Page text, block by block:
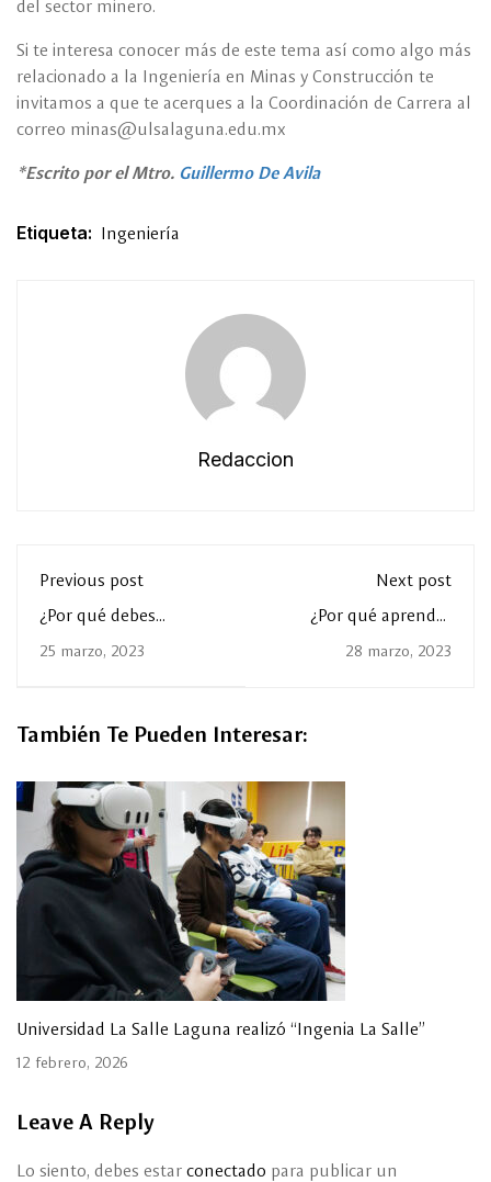
del sector minero.
Si te interesa conocer más de este tema así como algo más
relacionado a la Ingeniería en Minas y Construcción te
invitamos a que te acerques a la Coordinación de Carrera al
correo minas@ulsalaguna.edu.mx
*Escrito por el Mtro. Guillermo De Avila
Etiqueta: Ingeniería
Redaccion
Previous post
¿Por qué debes
25 marzo, 2023
Next post
¿Por qué aprender
28 marzo, 2023
También Te Pueden Interesar:
Universidad La Salle Laguna realizó “Ingenia La Salle”
12 febrero, 2026
Leave A Reply
Lo siento, debes estar conectado para publicar un